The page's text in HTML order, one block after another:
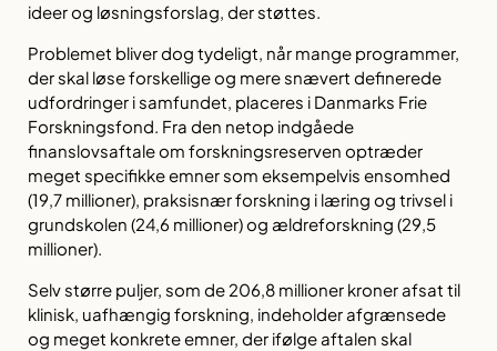
ideer og løsningsforslag, der støttes.
Problemet bliver dog tydeligt, når mange programmer,
der skal løse forskellige og mere snævert definerede
udfordringer i samfundet, placeres i Danmarks Frie
Forskningsfond. Fra den netop indgåede
finanslovsaftale om forskningsreserven optræder
meget specifikke emner som eksempelvis ensomhed
(19,7 millioner), praksisnær forskning i læring og trivsel i
grundskolen (24,6 millioner) og ældreforskning (29,5
millioner).
Selv større puljer, som de 206,8 millioner kroner afsat til
klinisk, uafhængig forskning, indeholder afgrænsede
og meget konkrete emner, der ifølge aftalen skal